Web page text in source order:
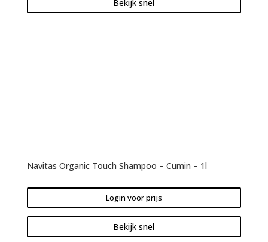
Bekijk snel
Navitas Organic Touch Shampoo – Cumin – 1l
Login voor prijs
Bekijk snel